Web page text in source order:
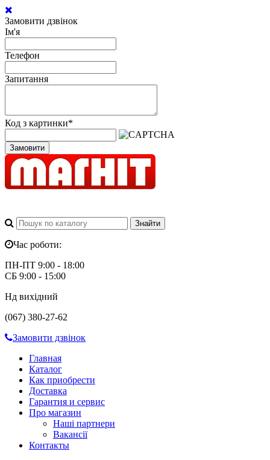
Замовити дзвінок
Ім'я
Телефон
Запитання
Код з картинки*
Замовити
Час роботи:
ПН-ПТ 9:00 - 18:00
СБ 9:00 - 15:00
Нд вихідний
(067) 380-27-62
Замовити дзвінок
Главная
Каталог
Как приобрести
Доставка
Гарантия и сервис
Про магазин
Наші партнери
Вакансії
Контакты